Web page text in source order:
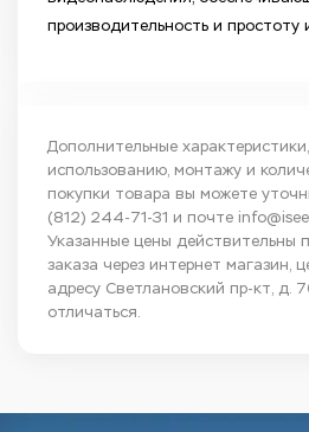
производительность и простоту
Дополнительные
использованию, монтажу и
покупки товара вы можете
(812) 244-71-31 и почте
Указанные цены действительны
заказа через интернет магазин,
адресу Светлановский пр-кт, д.
отличаться.